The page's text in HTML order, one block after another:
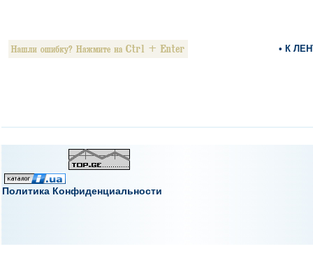
• К
Политика Конфиденциальности